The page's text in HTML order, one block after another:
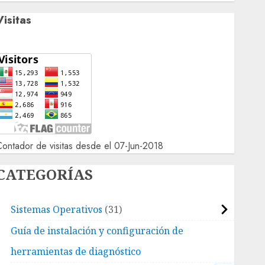
de visitas desde el 07-Jun-2018
Sistemas Operativos 31
Guía de instalación y configuración de
herramientas de diagnóstico